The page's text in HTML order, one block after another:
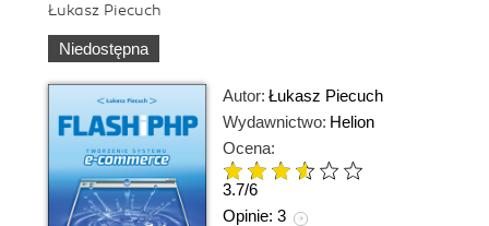
Łukasz Piecuch
Niedostępna
Autor: Łukasz Piecuch
Wydawnictwo: Helion
Ocena:
3.7/6
Opinie: 3